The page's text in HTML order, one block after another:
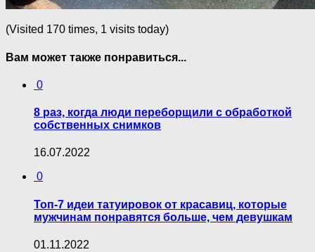
(Visited 170 times, 1 visits today)
Вам может также понравиться...
0
8 раз, когда люди переборщили с обработкой
собственных снимков
16.07.2022
0
Топ-7 идеи татуировок от красавиц, которые
мужчинам понравятся больше, чем девушкам
01.11.2022